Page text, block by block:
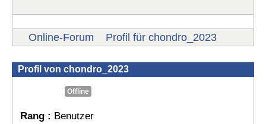
Online-Forum Profil für chondro_2023
Profil von chondro_2023
Offline
Rang : Benutzer